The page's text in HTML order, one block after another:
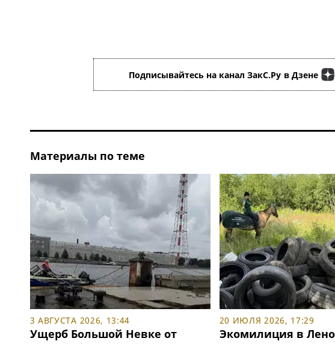
Подписывайтесь на канал ЗакС.Ру в Дзене
Материалы по теме
3 АВГУСТА 2026, 13:44
Ущерб Большой Невке от
20 ИЮЛЯ 2026, 17:29
Экомилиция в